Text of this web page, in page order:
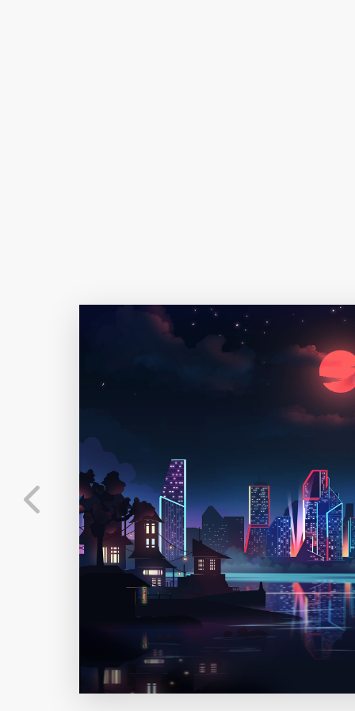
查看
--
下载
--
分类
--
主色调
在主题许可下可免
弹幕会在下方多行滚动展示；匿名发送有数量和
正在加载弹幕...
选
标
分
标
常